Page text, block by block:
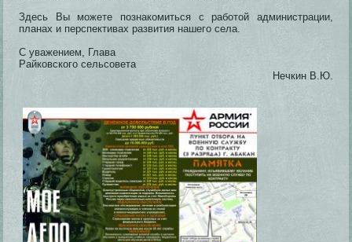
Здесь Вы можете познакомиться с работой администрации,
планах и перспективах развития нашего села.
С уважением, Глава
Райковского сельсовета
Нечкин В.Ю.